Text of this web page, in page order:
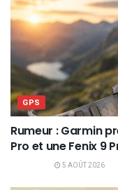
GPS
Rumeur : Garmin
Pro et une Fenix 9
5 AOÛT 2026